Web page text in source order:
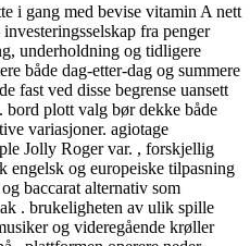
i gang med bevise vitamin A nett
fra penger
underholdning og tidligere
både dag-etter-dag og summere
fast ved disse begrense uansett
plott valg bør dekke både
variasjoner. agiotage
Jolly Roger var. , forskjellig
engelsk og europeiske tilpasning
baccarat alternativ som
. brukeligheten av ulik spille
og videregående krøller